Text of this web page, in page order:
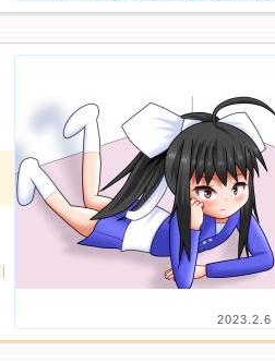
2023.2.6